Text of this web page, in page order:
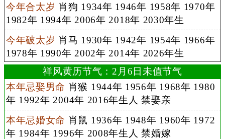
今年合太岁 肖狗 1934年 1946年 1958年 1970年
1982年 1994年 2006年 2018年 2030年生
今年破太岁 肖马 1930年 1942年 1954年 1966年
1978年 1990年 2002年 2014年 2026年生
祥风黄历节气：2月6日未值节气
本年忌娶男命 肖猴 1944年 1956年 1968年 1980
年 1992年 2004年 2016年生人 禁娶亲
本年忌婚女命 肖鼠 1936年 1948年 1960年 1972
年 1984年 1996年 2008年生人 禁婚嫁